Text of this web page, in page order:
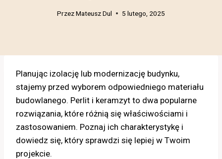
PrzezMateusz Dul 5 lutego, 2025
Planując izolację lub modernizację budynku,
stajemy przed wyborem odpowiedniego materiału
budowlanego. Perlit i keramzyt to dwa popularne
rozwiązania, które różnią się właściwościami i
zastosowaniem. Poznaj ich charakterystykę i
dowiedz się, który sprawdzi się lepiej w Twoim
projekcie.